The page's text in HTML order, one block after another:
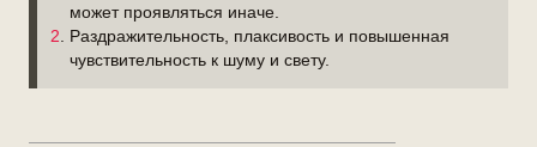
может проявляться иначе.
2 . Раздражительность, плаксивость и повышенная
чувствительность к шуму и свету.